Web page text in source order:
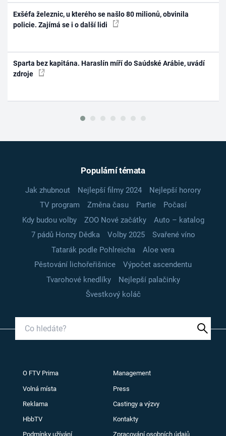
Exšéfa železnic, u kterého se našlo 80 milionů, obvinila
policie. Zajímá se i o další lidi
Sparta bez kapitána. Haraslín míří do Saúdské Arábie, uvádí
zdroje
Populární témata
Jak zhubnout Nejlepší filmy 2024
Nejlepší horory
TV program
Změna času Partie
Počasí
Kdy budou volby
ZOO Nové začátky
Auto – katalog
7 pádů Honzy Dědka
Volby 2025
Svařené víno
Tatarák podle Pohlreicha
Aloe vera
Pěstování lichořeřišnice
Výpočet ascendentu
Tvarohové knedlíky
Nejlepší palačinky
Švestkový koláč
O FTV Prima Management
Volná místa Press
Reklama Castingy a výzvy
HbbTV Kontakty
Podmínky užívání Zpracování osobních údajů